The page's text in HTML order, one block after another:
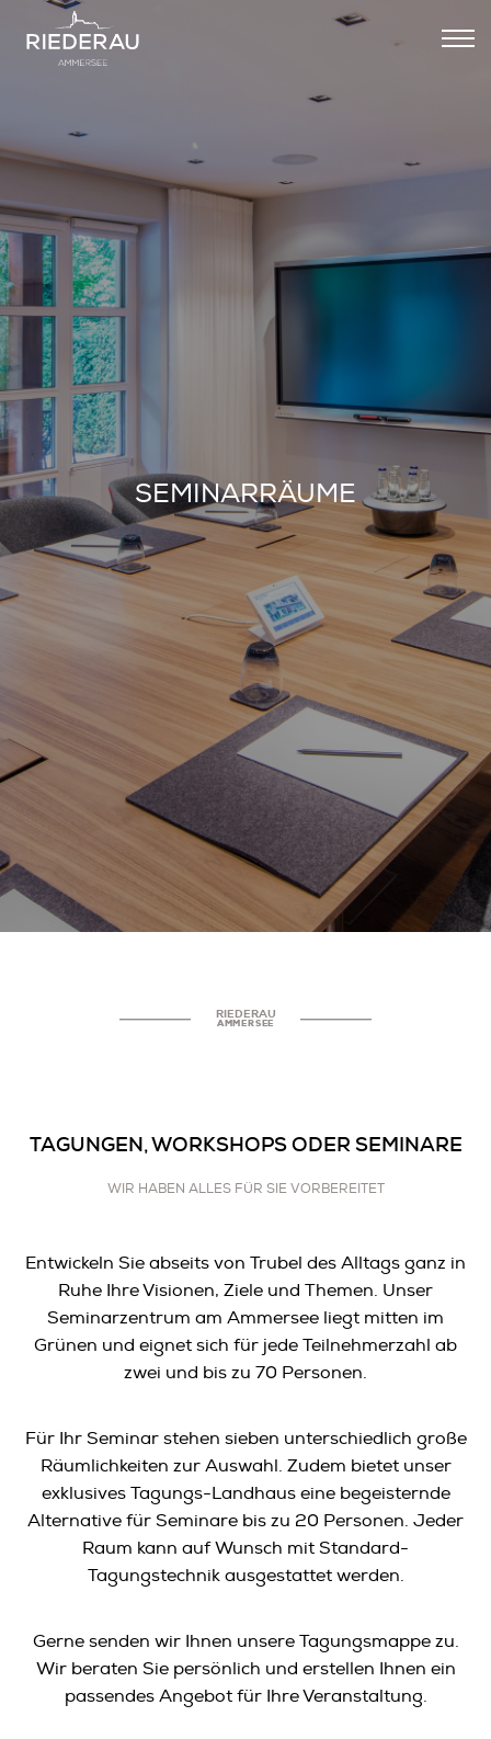
SEMINARRÄUME
RIEDERAU
AMMERSEE
TAGUNGEN, WORKSHOPS ODER SEMINARE
WIR HABEN ALLES FÜR SIE VORBEREITET
Entwickeln Sie abseits von Trubel des Alltags ganz in
Ruhe Ihre Visionen, Ziele und Themen. Unser
Seminarzentrum am Ammersee liegt mitten im
Grünen und eignet sich für jede Teilnehmerzahl ab
zwei und bis zu 70 Personen.
Für Ihr Seminar stehen sieben unterschiedlich große
Räumlichkeiten zur Auswahl. Zudem bietet unser
exklusives Tagungs-Landhaus eine begeisternde
Alternative für Seminare bis zu 20 Personen. Jeder
Raum kann auf Wunsch mit Standard-
Tagungstechnik ausgestattet werden.
Gerne senden wir Ihnen unsere Tagungsmappe zu.
Wir beraten Sie persönlich und erstellen Ihnen ein
passendes Angebot für Ihre Veranstaltung.